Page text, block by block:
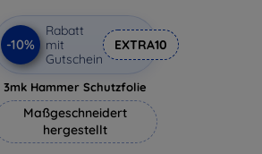
-10%
Rabatt
mit
Gutschein
EXTRA10
3mk Hammer Schutzfolie
Maßgeschneidert
hergestellt